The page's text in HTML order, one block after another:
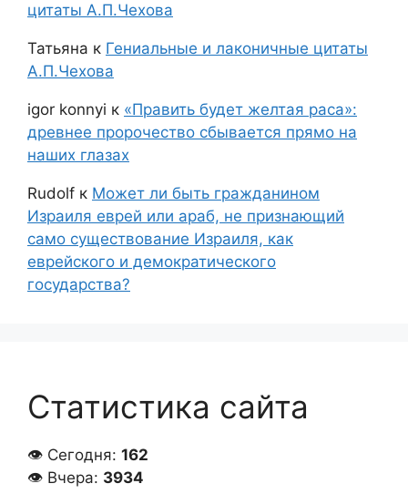
цитаты А.П.Чехова
Татьяна к Гениальные и лаконичные цитаты
А.П.Чехова
igor konnyi к «Править будет желтая раса»:
древнее пророчество сбывается прямо на
наших глазах
Rudolf к Может ли быть гражданином
Израиля еврей или араб, не признающий
само существование Израиля, как
еврейского и демократического
государства?
Статистика сайта
👁 Сегодня: 162
👁 Вчера: 3934